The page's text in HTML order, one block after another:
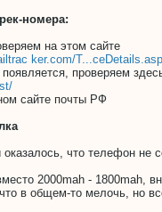
номера:
на этом сайте
ker.com/
проверяем
сайте почты РФ
что телефон не
2000mah - 1800mah,
в общем-то мелочь, но